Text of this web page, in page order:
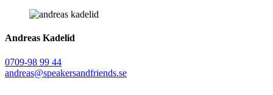
Andreas Kadelid ​
0709-98 99 44
andreas@speakersandfriends.se​